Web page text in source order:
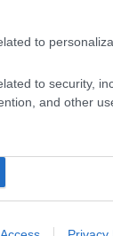
to
to security,
and other